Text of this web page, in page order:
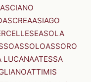
ASCIANO
ASCREAASIAGO
ASOLA
ASSOLOASSORO
LUCANAATESSA
ATTIMIS